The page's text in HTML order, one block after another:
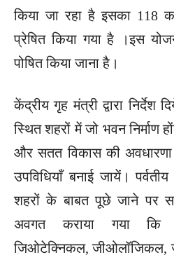
किया जा रहा है इसका 118
प्रेषित किया गया है ।इस
पोषित किया जाना है।
केंद्रीय गृह मंत्री द्वारा निर्देश
स्थित शहरों में जो भवन निर्माण
और सतत विकास की
उपविधियाँ बनाई जायें।
शहरों के बाबत पूछे जाने पर
अवगत कराया गया कि
जिओटेक्निकल, जीओलॉजिकल,